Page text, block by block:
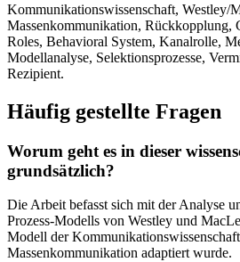
Kommunikationswissenschaft,
Massenkommunikation, Rückkopplung,
Roles, Behavioral System, Kanalrolle,
Modellanalyse, Selektionsprozesse,
Rezipient.
Häufig gestellte Fragen
Worum geht es in dieser
grundsätzlich?
Die Arbeit befasst sich mit der Analyse
Prozess-Modells von Westley und
Modell der
Massenkommunikation adaptiert wurde.